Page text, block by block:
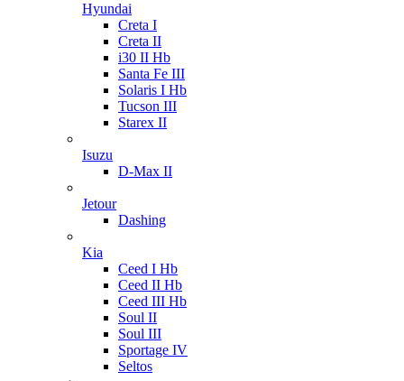
Hyundai
Creta I
Creta II
i30 II Hb
Santa Fe III
Solaris I Hb
Tucson III
Starex II
Isuzu
D-Max II
Jetour
Dashing
Kia
Ceed I Hb
Ceed II Hb
Ceed III Hb
Soul II
Soul III
Sportage IV
Seltos